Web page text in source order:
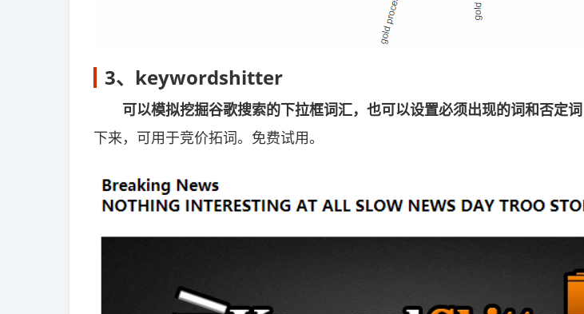
3、 keywordshitter
可以模拟挖掘谷歌搜索的下拉框词汇，也可以设置必须出现的词和否定词
下来，可用于竞价拓词。免费试用。